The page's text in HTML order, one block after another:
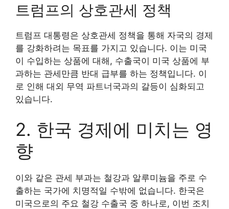
트럼프의 상호관세 정책
트럼프 대통령은 상호관세 정책을 통해 자국의 경제
를 강화하려는 목표를 가지고 있습니다. 이는 미국
이 수입하는 상품에 대해, 수출국이 미국 상품에 부
과하는 관세만큼 반대 급부를 하는 정책입니다. 이
로 인해 대외 무역 파트너국과의 갈등이 심화되고
있습니다.
2. 한국 경제에 미치는 영
향
이와 같은 관세 부과는 철강과 알루미늄을 주로 수
출하는 국가에 치명적일 수밖에 없습니다. 한국은
미국으로의 주요 철강 수출국 중 하나로, 이번 조치